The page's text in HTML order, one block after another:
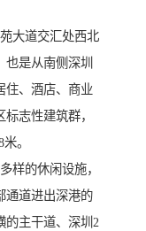
大道交汇处西北
是从南侧深圳
住、酒店、商业
志性建筑群，
。
样的休闲设施，
通道进出深港的
的主干道、深圳2